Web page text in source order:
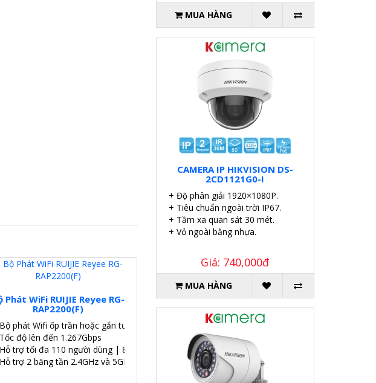
Phát WiFi RUIJIE Reyee RG-
RAP2200(F)
phát Wifi ốp trần hoặc gắn tường.
độ lên đến 1.267Gbps
trợ tối đa 110 người dùng | 8 SSID.
trợ 2 băng tần 2.4GHz và 5GHz.
MUA HÀNG
CAMERA IP HIKVISION DS-
2CD1121G0-I
+ Độ phân giải 1920×1080P.
+ Tiêu chuẩn ngoài trời IP67.
+ Tầm xa quan sát 30 mét.
+ Vỏ ngoài bằng nhựa.
Giá: 740,000đ
MUA HÀNG